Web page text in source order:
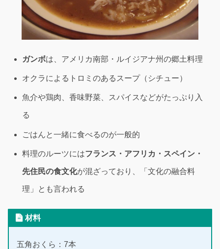
ガンボは、アメリカ南部・ルイジアナ州の郷土料理
オクラによるトロミのあるスープ（シチュー）
魚介や鶏肉、香味野菜、スパイスなどがたっぷり入
る
ごはんと一緒に食べるのが一般的
料理のルーツにはフランス・アフリカ・スペイン・
先住民の食文化が混ざっており、「文化の融合料
理」とも言われる
材料
五角おくら：7本